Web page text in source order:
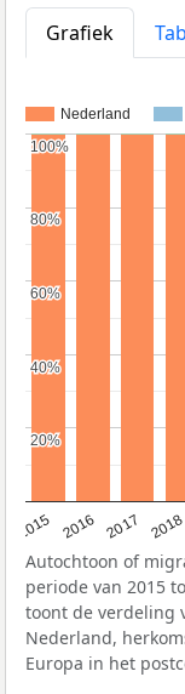
Grafiek
Nederland
2015 2016 2017 2018
20%
20%
40%
40%
60%
60%
80%
80%
100%
100%
Autochtoon of
periode van 2015
toont de verdeling
Nederland,
Europa in het